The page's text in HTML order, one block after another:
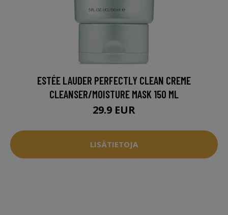
ESTÉE LAUDER PERFECTLY CLEAN CREME
CLEANSER/MOISTURE MASK 150 ML
29.9 EUR
LISÄTIETOJA